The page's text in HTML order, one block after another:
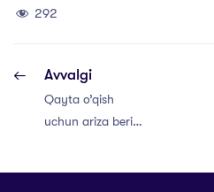
292
Avvalgi
Qayta o’qish
uchun ariza berish